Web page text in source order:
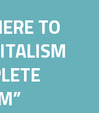
TO
”